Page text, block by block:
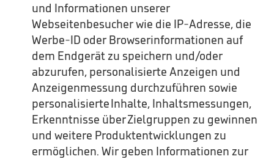
und Informationen unserer
Webseitenbesucher wie die IP-Adresse, die
Werbe-ID oder Browserinformationen auf
dem Endgerät zu speichern und/oder
abzurufen, personalisierte Anzeigen und
Anzeigenmessung durchzuführen sowie
personalisierte Inhalte, Inhaltsmessungen,
Erkenntnisse über Zielgruppen zu gewinnen
und weitere Produktentwicklungen zu
ermöglichen. Wir geben Informationen zur